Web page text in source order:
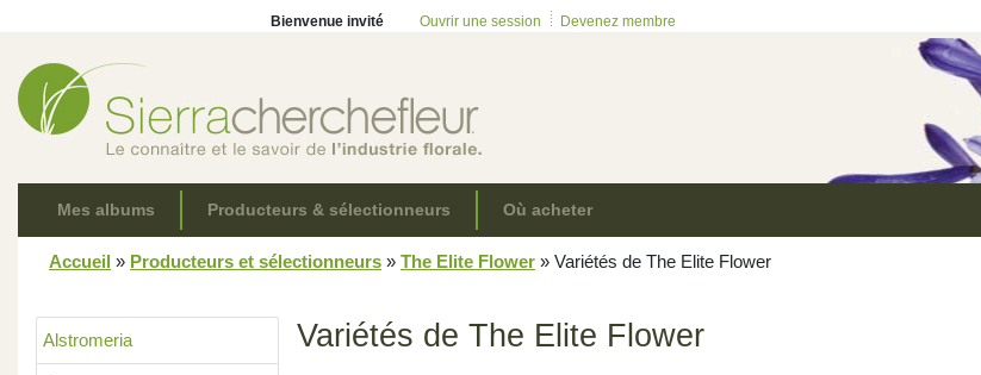
Bienvenue invité Ouvrir une session Devenez membre
Mes albums Producteurs & sélectionneurs Où acheter
Accueil » Producteurs et sélectionneurs » The Elite Flower » Variétés de The Elite Flower
Alstromeria Variétés de The Elite Flower